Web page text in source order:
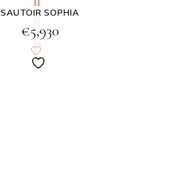
SAUTOIR SOPHIA
€5,930